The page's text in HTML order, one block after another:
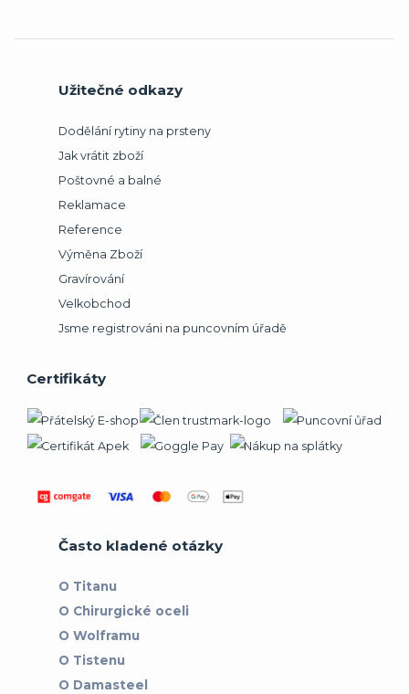
Užitečné odkazy
Dodělání rytiny na prsteny
Jak vrátit zboží
Poštovné a balné
Reklamace
Reference
Výměna Zboží
Gravírování
Velkobchod
Jsme registrováni na puncovním úřadě
Certifikáty
Často kladené otázky
O Titanu
O Chirurgické oceli
O Wolframu
O Tistenu
O Damasteel